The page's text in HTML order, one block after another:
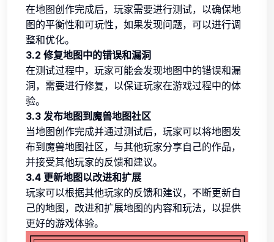
在地图创作完成后，玩家需要进行测试，以确保地
图的平衡性和可玩性，如果发现问题，可以进行调
整和优化。
3.2 修复地图中的错误和漏洞
在测试过程中，玩家可能会发现地图中的错误和漏
洞，需要进行修复，以保证玩家在游戏过程中的体
验。
3.3 发布地图到魔兽地图社区
当地图创作完成并通过测试后，玩家可以将地图发
布到魔兽地图社区，与其他玩家分享自己的作品，
并接受其他玩家的反馈和建议。
3.4 更新地图以改进和扩展
玩家可以根据其他玩家的反馈和建议，不断更新自
己的地图，改进和扩展地图的内容和玩法，以提供
更好的游戏体验。